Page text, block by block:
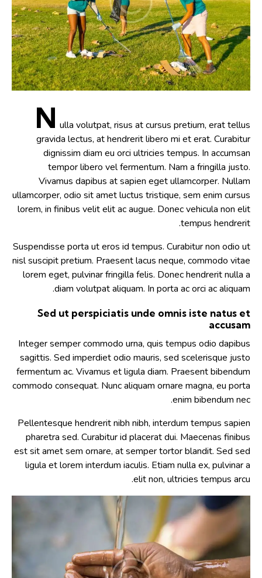
N ulla volutpat, risus at cursus pretium, erat tellus
gravida lectus, at hendrerit libero mi et erat. Curabitur
dignissim diam eu orci ultricies tempus. In accumsan
tempor libero vel fermentum. Nam a fringilla justo.
Vivamus dapibus at sapien eget ullamcorper. Nullam
ullamcorper, odio sit amet luctus tristique, sem enim cursus
lorem, in finibus velit elit ac augue. Donec vehicula non elit
tempus hendrerit.
Suspendisse porta ut eros id tempus. Curabitur non odio ut
nisl suscipit pretium. Praesent lacus neque, commodo vitae
lorem eget, pulvinar fringilla felis. Donec hendrerit nulla a
diam volutpat aliquam. In porta ac orci ac aliquam.
Sed ut perspiciatis unde omnis iste natus et
accusam
Integer semper commodo urna, quis tempus odio dapibus
sagittis. Sed imperdiet odio mauris, sed scelerisque justo
fermentum ac. Vivamus et ligula diam. Praesent bibendum
commodo consequat. Nunc aliquam ornare magna, eu porta
enim bibendum nec.
Pellentesque hendrerit nibh nibh, interdum tempus sapien
pharetra sed. Curabitur id placerat dui. Maecenas finibus
est sit amet sem ornare, at semper tortor blandit. Sed sed
ligula et lorem interdum iaculis. Etiam nulla ex, pulvinar a
elit non, ultricies tempus arcu.